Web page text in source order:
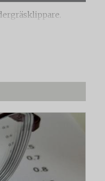
knivbladen
inte rör sig helt
gräs, vått gräs och
pappersark.